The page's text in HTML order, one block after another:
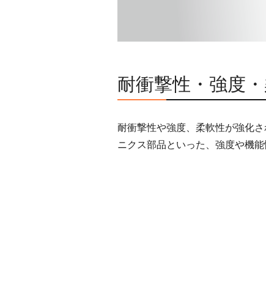
耐衝撃性・強度
耐衝撃性や強度、柔軟性が強化
ニクス部品といった、強度や機